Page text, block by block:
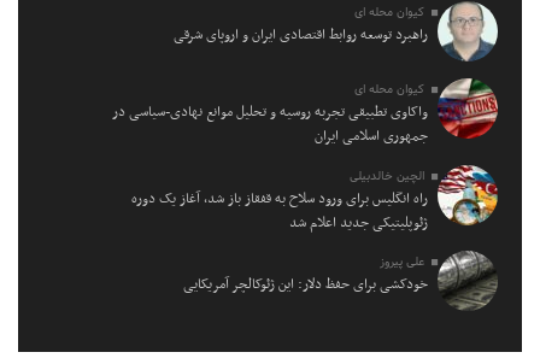
کیوان محله ای
راهبرد توسعه روابط اقتصادی ایران و اروپای شرقی
کیوان محله ای
واکاوی تطبیقی تجربه روسیه و تحلیل موانع نهادی-سیاسی در
جمهوری اسلامی ایران
الچین خالدبیلی
راه انگلیس برای ورود سلاح به قفقاز باز شد، آغاز یک دوره
ژئوپلیتیکی جدید اعلام شد
علی پیروز
خودکشی برای حفظ دلار: این ژئوکالچر آمریکایی